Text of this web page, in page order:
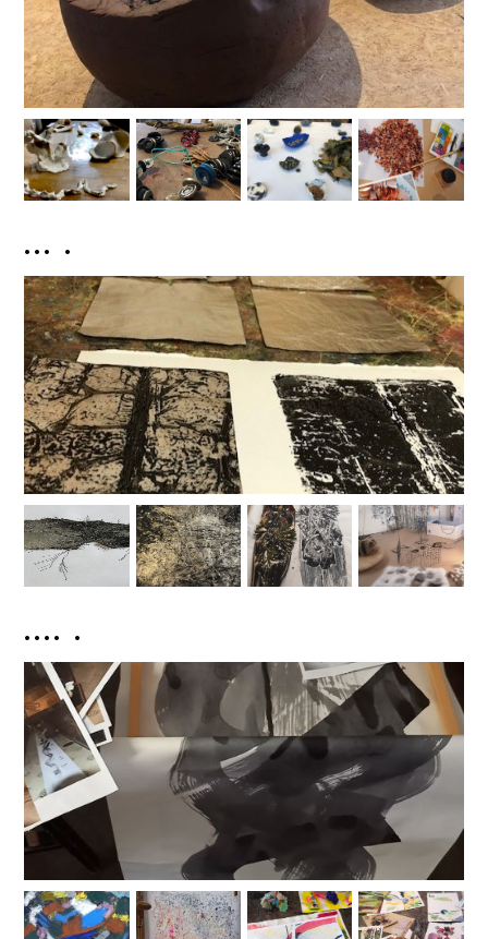
... .
.... .